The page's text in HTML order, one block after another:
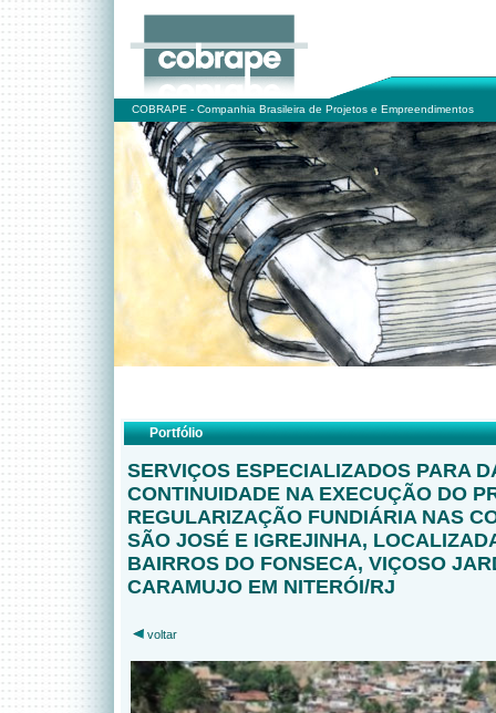
COBRAPE - Companhia Brasileira de Projetos e Empreendimentos
Portfólio
SERVIÇOS ESPECIALIZADOS PARA
CONTINUIDADE NA EXECUÇÃO DO
REGULARIZAÇÃO FUNDIÁRIA NAS
SÃO JOSÉ E IGREJINHA,
BAIRROS DO FONSECA, VIÇOSO
CARAMUJO EM NITERÓI/RJ
voltar